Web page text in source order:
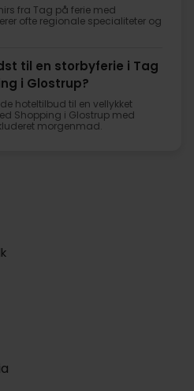
fra Tag på ferie med
ofte regionale specialiteter og
til en storbyferie i Tag
i Glostrup?
hoteltilbud til en vellykket
Shopping i Glostrup med
morgenmad.